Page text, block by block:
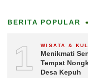
BERITA POPULAR
1 WISATA &
Menikmati
Tempat
Desa Kepuh